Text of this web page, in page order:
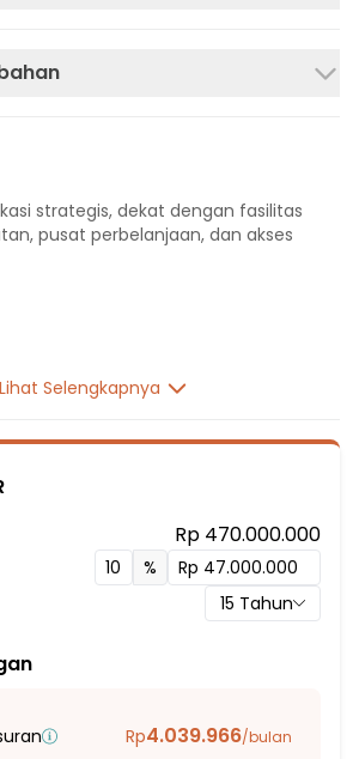
strategis, dekat dengan fasilitas
pusat perbelanjaan, dan akses
01
Lihat Selengkapnya
Rp 470.000.000
%
15 Tahun
Rp4.039.966/bulan